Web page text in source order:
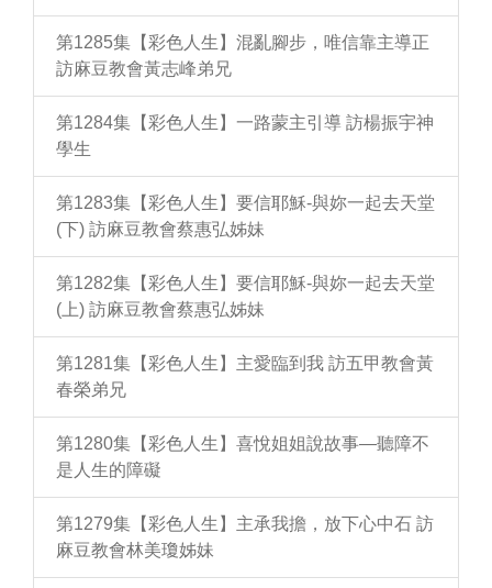
第1285集【彩色人生】混亂腳步，唯信靠主導正
訪麻豆教會黃志峰弟兄
第1284集【彩色人生】一路蒙主引導 訪楊振宇神
學生
第1283集【彩色人生】要信耶穌-與妳一起去天堂
(下) 訪麻豆教會蔡惠弘姊妹
第1282集【彩色人生】要信耶穌-與妳一起去天堂
(上) 訪麻豆教會蔡惠弘姊妹
第1281集【彩色人生】主愛臨到我 訪五甲教會黃
春榮弟兄
第1280集【彩色人生】喜悅姐姐說故事—聽障不
是人生的障礙
第1279集【彩色人生】主承我擔，放下心中石 訪
麻豆教會林美瓊姊妹